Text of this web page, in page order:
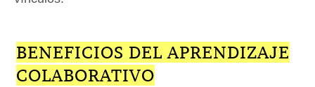
BENEFICIOS DEL APRENDIZAJE
COLABORATIVO